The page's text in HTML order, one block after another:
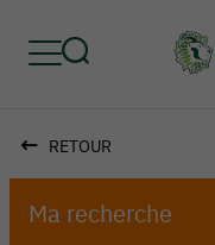
RETOUR
Ma recherche